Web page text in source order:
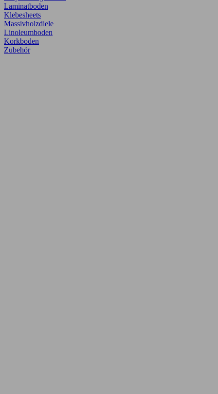
Laminatboden
Klebesheets
Massivholzdiele
Linoleumboden
Korkboden
Zubehör